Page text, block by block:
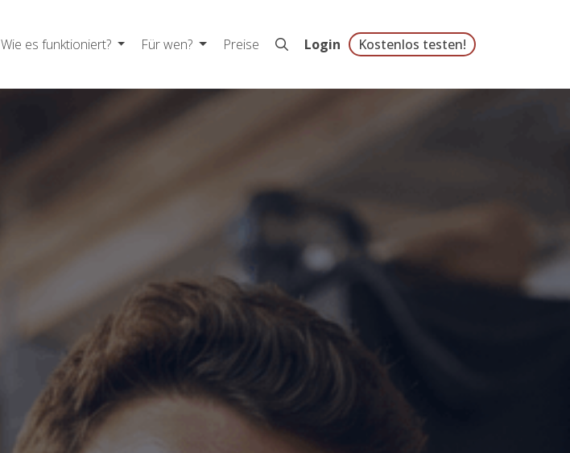
Wie es funktioniert? Für wen? Preise Login Kostenlos testen!